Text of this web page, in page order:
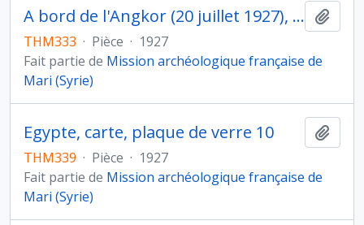
A bord de l'Angkor (20 juillet 1927), plaque de verre 4
THM333 · Pièce · 1927
Fait partie de Mission archéologique française de
Mari (Syrie)
Egypte, carte, plaque de verre 10
THM339 · Pièce · 1927
Fait partie de Mission archéologique française de
Mari (Syrie)